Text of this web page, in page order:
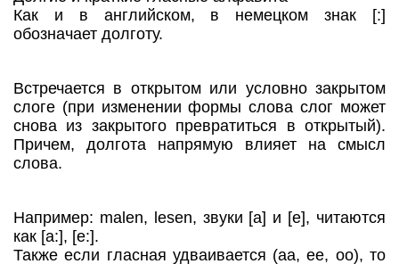
Как и в английском, в немецком знак [:]
обозначает долготу.
Встречается в открытом или условно закрытом
слоге (при изменении формы слова слог может
снова из закрытого превратиться в открытый).
Причем, долгота напрямую влияет на смысл
слова.
Например: malen, lesen, звуки [a] и [e], читаются
как [a:], [e:].
Также если гласная удваивается (aa, ee, oo), то